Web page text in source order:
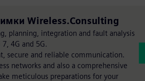
Wireless.Consulting
planning, integration and fault analysis
4G and 5G.
secure and reliable communication.
networks and also a comprehensive
meticulous preparations for your